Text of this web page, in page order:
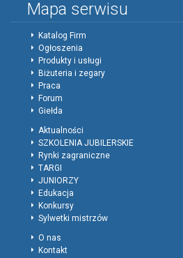
Mapa serwisu
Katalog Firm
Ogłoszenia
Produkty i usługi
Biżuteria i zegary
Praca
Forum
Giełda
Aktualności
SZKOLENIA JUBILERSKIE
Rynki zagraniczne
TARGI
JUNIORZY
Edukacja
Konkursy
Sylwetki mistrzów
O nas
Kontakt